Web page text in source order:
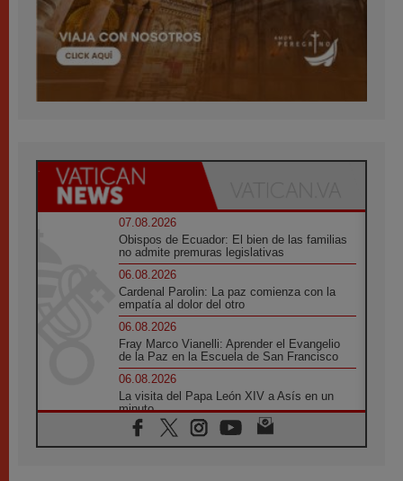
07.08.2026
Obispos de Ecuador: El bien de las familias
no admite premuras legislativas
06.08.2026
Cardenal Parolin: La paz comienza con la
empatía al dolor del otro
06.08.2026
Fray Marco Vianelli: Aprender el Evangelio
de la Paz en la Escuela de San Francisco
06.08.2026
La visita del Papa León XIV a Asís en un
minuto
06.08.2026
El agradecimiento de los jóvenes al Papa: